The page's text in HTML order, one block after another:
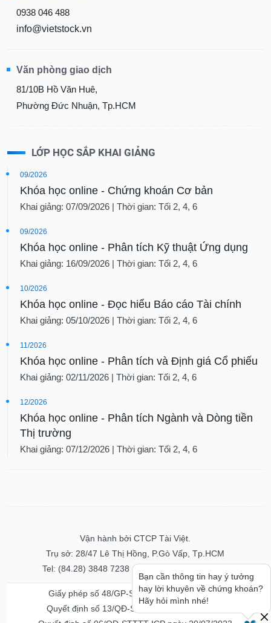
0938 046 488
info@vietstock.vn
Văn phòng giao dịch
81/10B Hồ Văn Huê,
Phường Đức Nhuận, Tp.HCM
LỚP HỌC SẮP KHAI GIẢNG
09/2026
Khóa học online - Chứng khoán Cơ bản
Khai giảng: 07/09/2026 | Thời gian: Tối 2, 4, 6
09/2026
Khóa học online - Phân tích Kỹ thuật Ứng dụng
Khai giảng: 16/09/2026 | Thời gian: Tối 2, 4, 6
10/2026
Khóa học online - Đọc hiểu Báo cáo Tài chính
Khai giảng: 05/10/2026 | Thời gian: Tối 2, 4, 6
11/2026
Khóa học online - Phân tích và Định giá Cổ phiếu
Khai giảng: 02/11/2026 | Thời gian: Tối 2, 4, 6
12/2026
Khóa học online - Phân tích Ngành và Dòng tiền
Thị trường
Khai giảng: 07/12/2026 | Thời gian: Tối 2, 4, 6
Vận hành bởi CTCP Tài Việt.
Trụ sở: 28/47 Lê Thị Hồng, P.Gò Vấp, Tp.HCM
Tel: (84.28) 3848 7238 - Fax: (84.28) 3848 7237
Giấy phép số 48/GP-STTTT ngày 04/11/2016
Quyết định số 13/QĐ-STTTT ngày 02/11/2017
Bạn cần thông tin hay ý tưởng
hay lời khuyên về chứng khoán?
Hãy hỏi mình nhé!